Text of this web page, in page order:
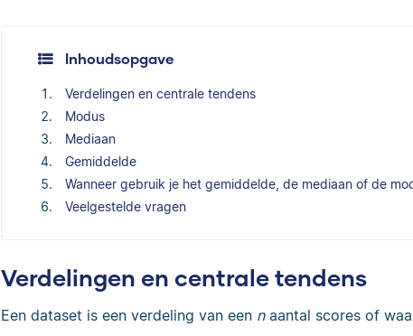
Inhoudsopgave
Verdelingen en centrale tendens
Modus
Mediaan
Gemiddelde
Wanneer gebruik je het gemiddelde, de mediaan of de
Veelgestelde vragen
Verdelingen en centrale tendens
Een dataset is een verdeling van een naantal scores of